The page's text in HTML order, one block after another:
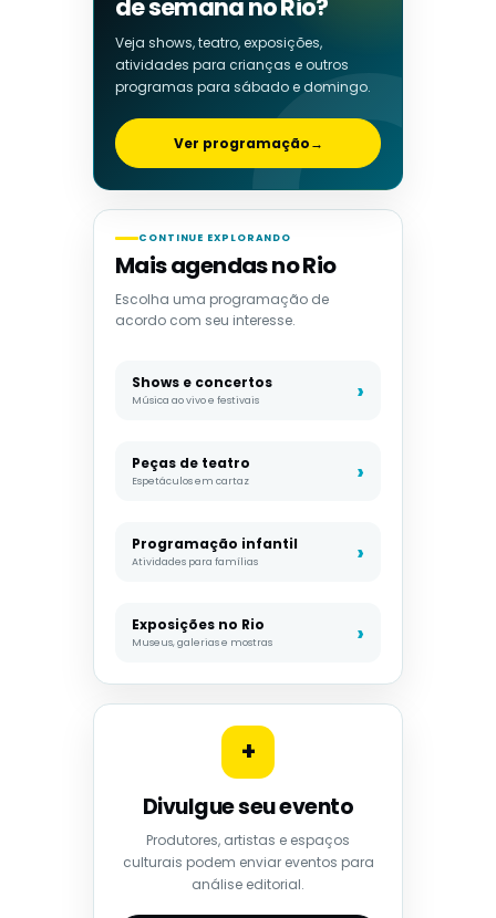
de semana no Rio?
Veja shows, teatro, exposições,
atividades para crianças e outros
programas para sábado e domingo.
Ver programação→
CONTINUE EXPLORANDO
Mais agendas no Rio
Escolha uma programação de
acordo com seu interesse.
Shows e concertos
Música ao vivo e festivais
Peças de teatro
Espetáculos em cartaz
Programação infantil
Atividades para famílias
Exposições no Rio
Museus, galerias e mostras
+
Divulgue seu evento
Produtores, artistas e espaços
culturais podem enviar eventos para
análise editorial.